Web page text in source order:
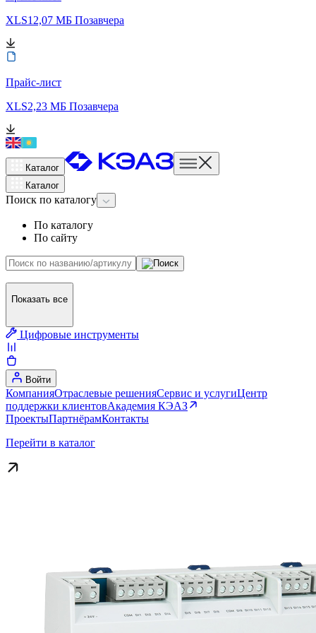
XLS12,07 МБ Позавчера
Прайс-лист
XLS2,23 МБ Позавчера
Каталог
Каталог
Поиск по каталогу
По каталогу
По сайту
Показать все
Цифровые инструменты
Войти
КомпанияОтраслевые решенияСервис и услугиЦентр
поддержки клиентовАкадемия КЭАЗ
ПроектыПартнёрамКонтакты
Перейти в каталог